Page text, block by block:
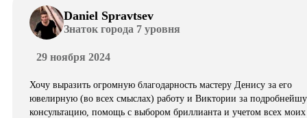
Daniel Spravtsev
Знаток города 7 уровня
29 ноября 2024
Хочу выразить огромную благодарность мастеру Денису за его
ювелирную (во всех смыслах) работу и Виктории за
консультацию, помощь с выбором бриллианта и учетом всех моих